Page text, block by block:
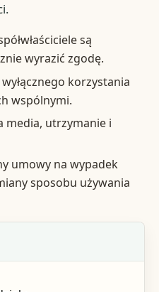
są
wyrazić zgodę.
korzystania
wspólnymi.
media, utrzymanie i
umowy na wypadek
sposobu używania